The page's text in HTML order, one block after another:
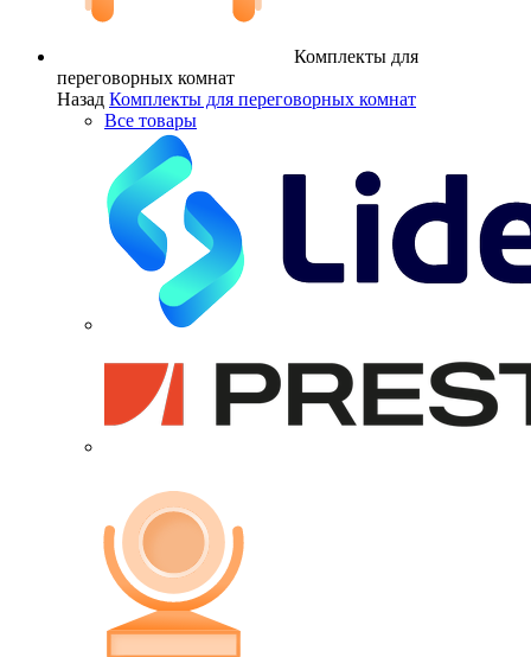
Комплекты для
переговорных комнат
Назад Комплекты для переговорных комнат
Все товары